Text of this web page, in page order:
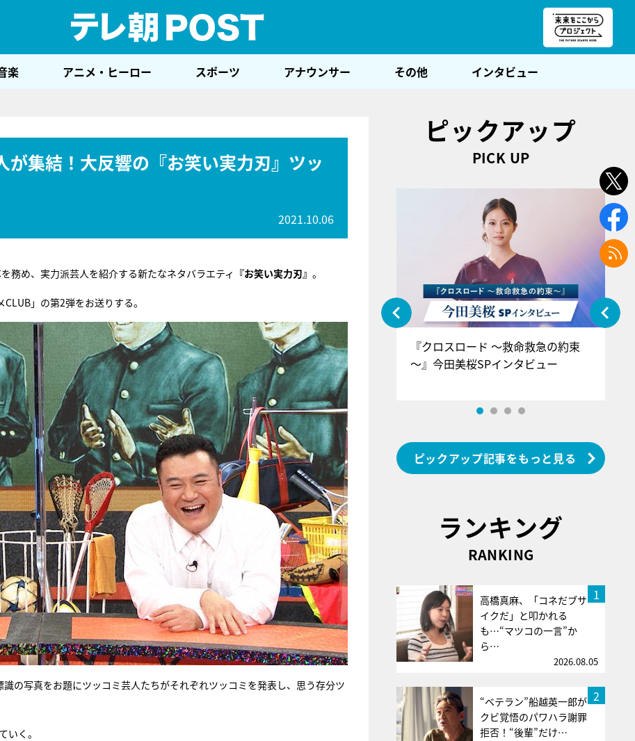
楽 アニメ・ヒーロー スポーツ アナウンサー その他 インタビュー
集結！大反響の『お笑い実力刃』ツッ
2021.10.06
務め、実力派芸人を紹介する新たなネタバラエティ 『お笑い実力刃』 。
」の第2弾をお送りする。
の写真をお題にツッコミ芸人たちがそれぞれツッコミを発表し、思う存分ツ
く。
ピックアップ
PICK UP
『アイ＝ラブ！げーみんぐ』＝LOV
E齋藤樹愛羅＆佐々木舞香SPインタ
ビュー
『クロスロード ～救命救急の約束
～』今田美桜SPインタビュー
ピックアップ記事をもっと見る
ランキング
RANKING
1
高橋真麻、「コネだブサ
イクだ」と叩かれる
も…“マツコの一言”か
ら…
2026.08.05
2
“ベテラン”船越英一郎が
クビ覚悟のパワハラ謝罪
拒否！“後輩”だけ…